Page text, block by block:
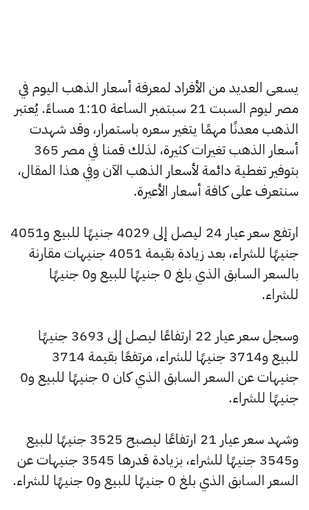
يسعى العديد من الأفراد لمعرفة أسعار الذهب اليوم في
مصر ليوم السبت 21 سبتمبر الساعة 1:10 مساءً. يُعتبر
الذهب معدنًا مهمًا يتغير سعره باستمرار، وقد شهدت
أسعار الذهب تغيرات كثيرة، لذلك قمنا في مصر 365
بتوفير تغطية دائمة لأسعار الذهب الآن وفي هذا المقال،
سنتعرف على كافة أسعار الأعيرة.
ارتفع سعر عيار 24 ليصل إلى 4029 جنيهًا للبيع و4051
جنيهًا للشراء، بعد زيادة بقيمة 4051 جنيهات مقارنة
بالسعر السابق الذي بلغ 0 جنيهًا للبيع و0 جنيهًا
للشراء.
وسجل سعر عيار 22 ارتفاعًا ليصل إلى 3693 جنيهًا
للبيع و3714 جنيهًا للشراء، مرتفعًا بقيمة 3714
جنيهات عن السعر السابق الذي كان 0 جنيهًا للبيع و0
جنيهًا للشراء.
وشهد سعر عيار 21 ارتفاعًا ليصبح 3525 جنيهًا للبيع
و3545 جنيهًا للشراء، بزيادة قدرها 3545 جنيهات عن
السعر السابق الذي بلغ 0 جنيهًا للبيع و0 جنيهًا للشراء.